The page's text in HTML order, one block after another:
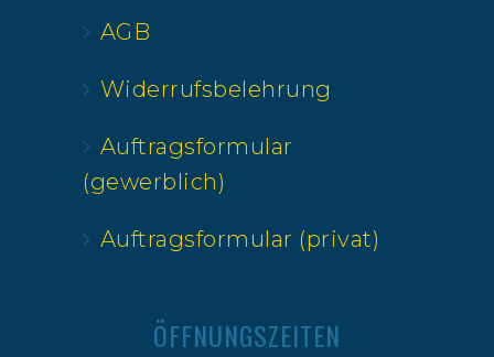
AGB
Widerrufsbelehrung
Auftragsformular
(gewerblich)
Auftragsformular (privat)
ÖFFNUNGSZEITEN